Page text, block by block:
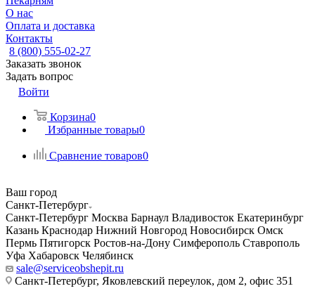
О нас
Оплата и доставка
Контакты
8 (800) 555-02-27
Заказать звонок
Задать вопрос
Войти
Корзина0
Избранные товары0
Сравнение товаров0
Ваш город
Санкт-Петербург
Санкт-Петербург Москва Барнаул Владивосток Екатеринбург
Казань Краснодар Нижний Новгород Новосибирск Омск
Пермь Пятигорск Ростов-на-Дону Симферополь Ставрополь
Уфа Хабаровск Челябинск
sale@serviceobshepit.ru
Санкт-Петербург, Яковлевский переулок, дом 2, офис 351